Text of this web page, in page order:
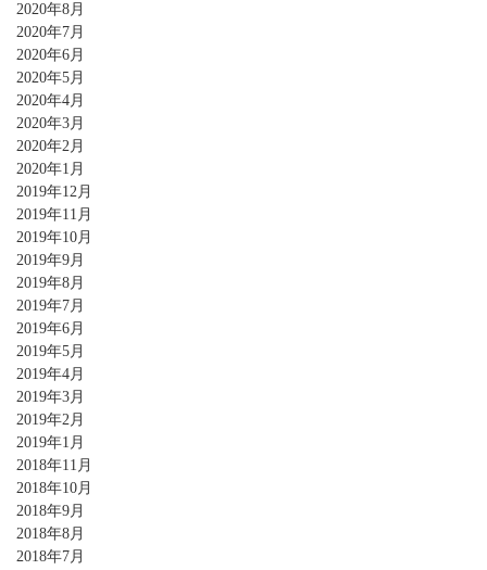
2020年8月
2020年7月
2020年6月
2020年5月
2020年4月
2020年3月
2020年2月
2020年1月
2019年12月
2019年11月
2019年10月
2019年9月
2019年8月
2019年7月
2019年6月
2019年5月
2019年4月
2019年3月
2019年2月
2019年1月
2018年11月
2018年10月
2018年9月
2018年8月
2018年7月